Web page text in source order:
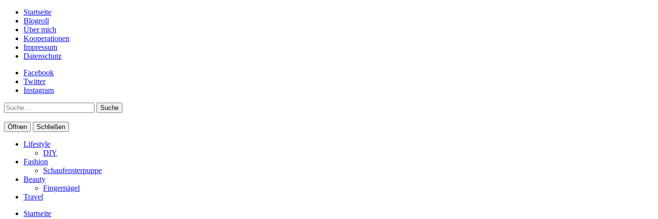
Startseite
Blogroll
Über mich
Kooperationen
Impressum
Datenschutz
Facebook
Twitter
Instagram
Suche
Öffnen Schließen
Lifestyle
DIY
Fashion
Schaufensterpuppe
Beauty
Fingernägel
Travel
Startseite